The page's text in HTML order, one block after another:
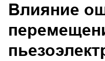
Влияние